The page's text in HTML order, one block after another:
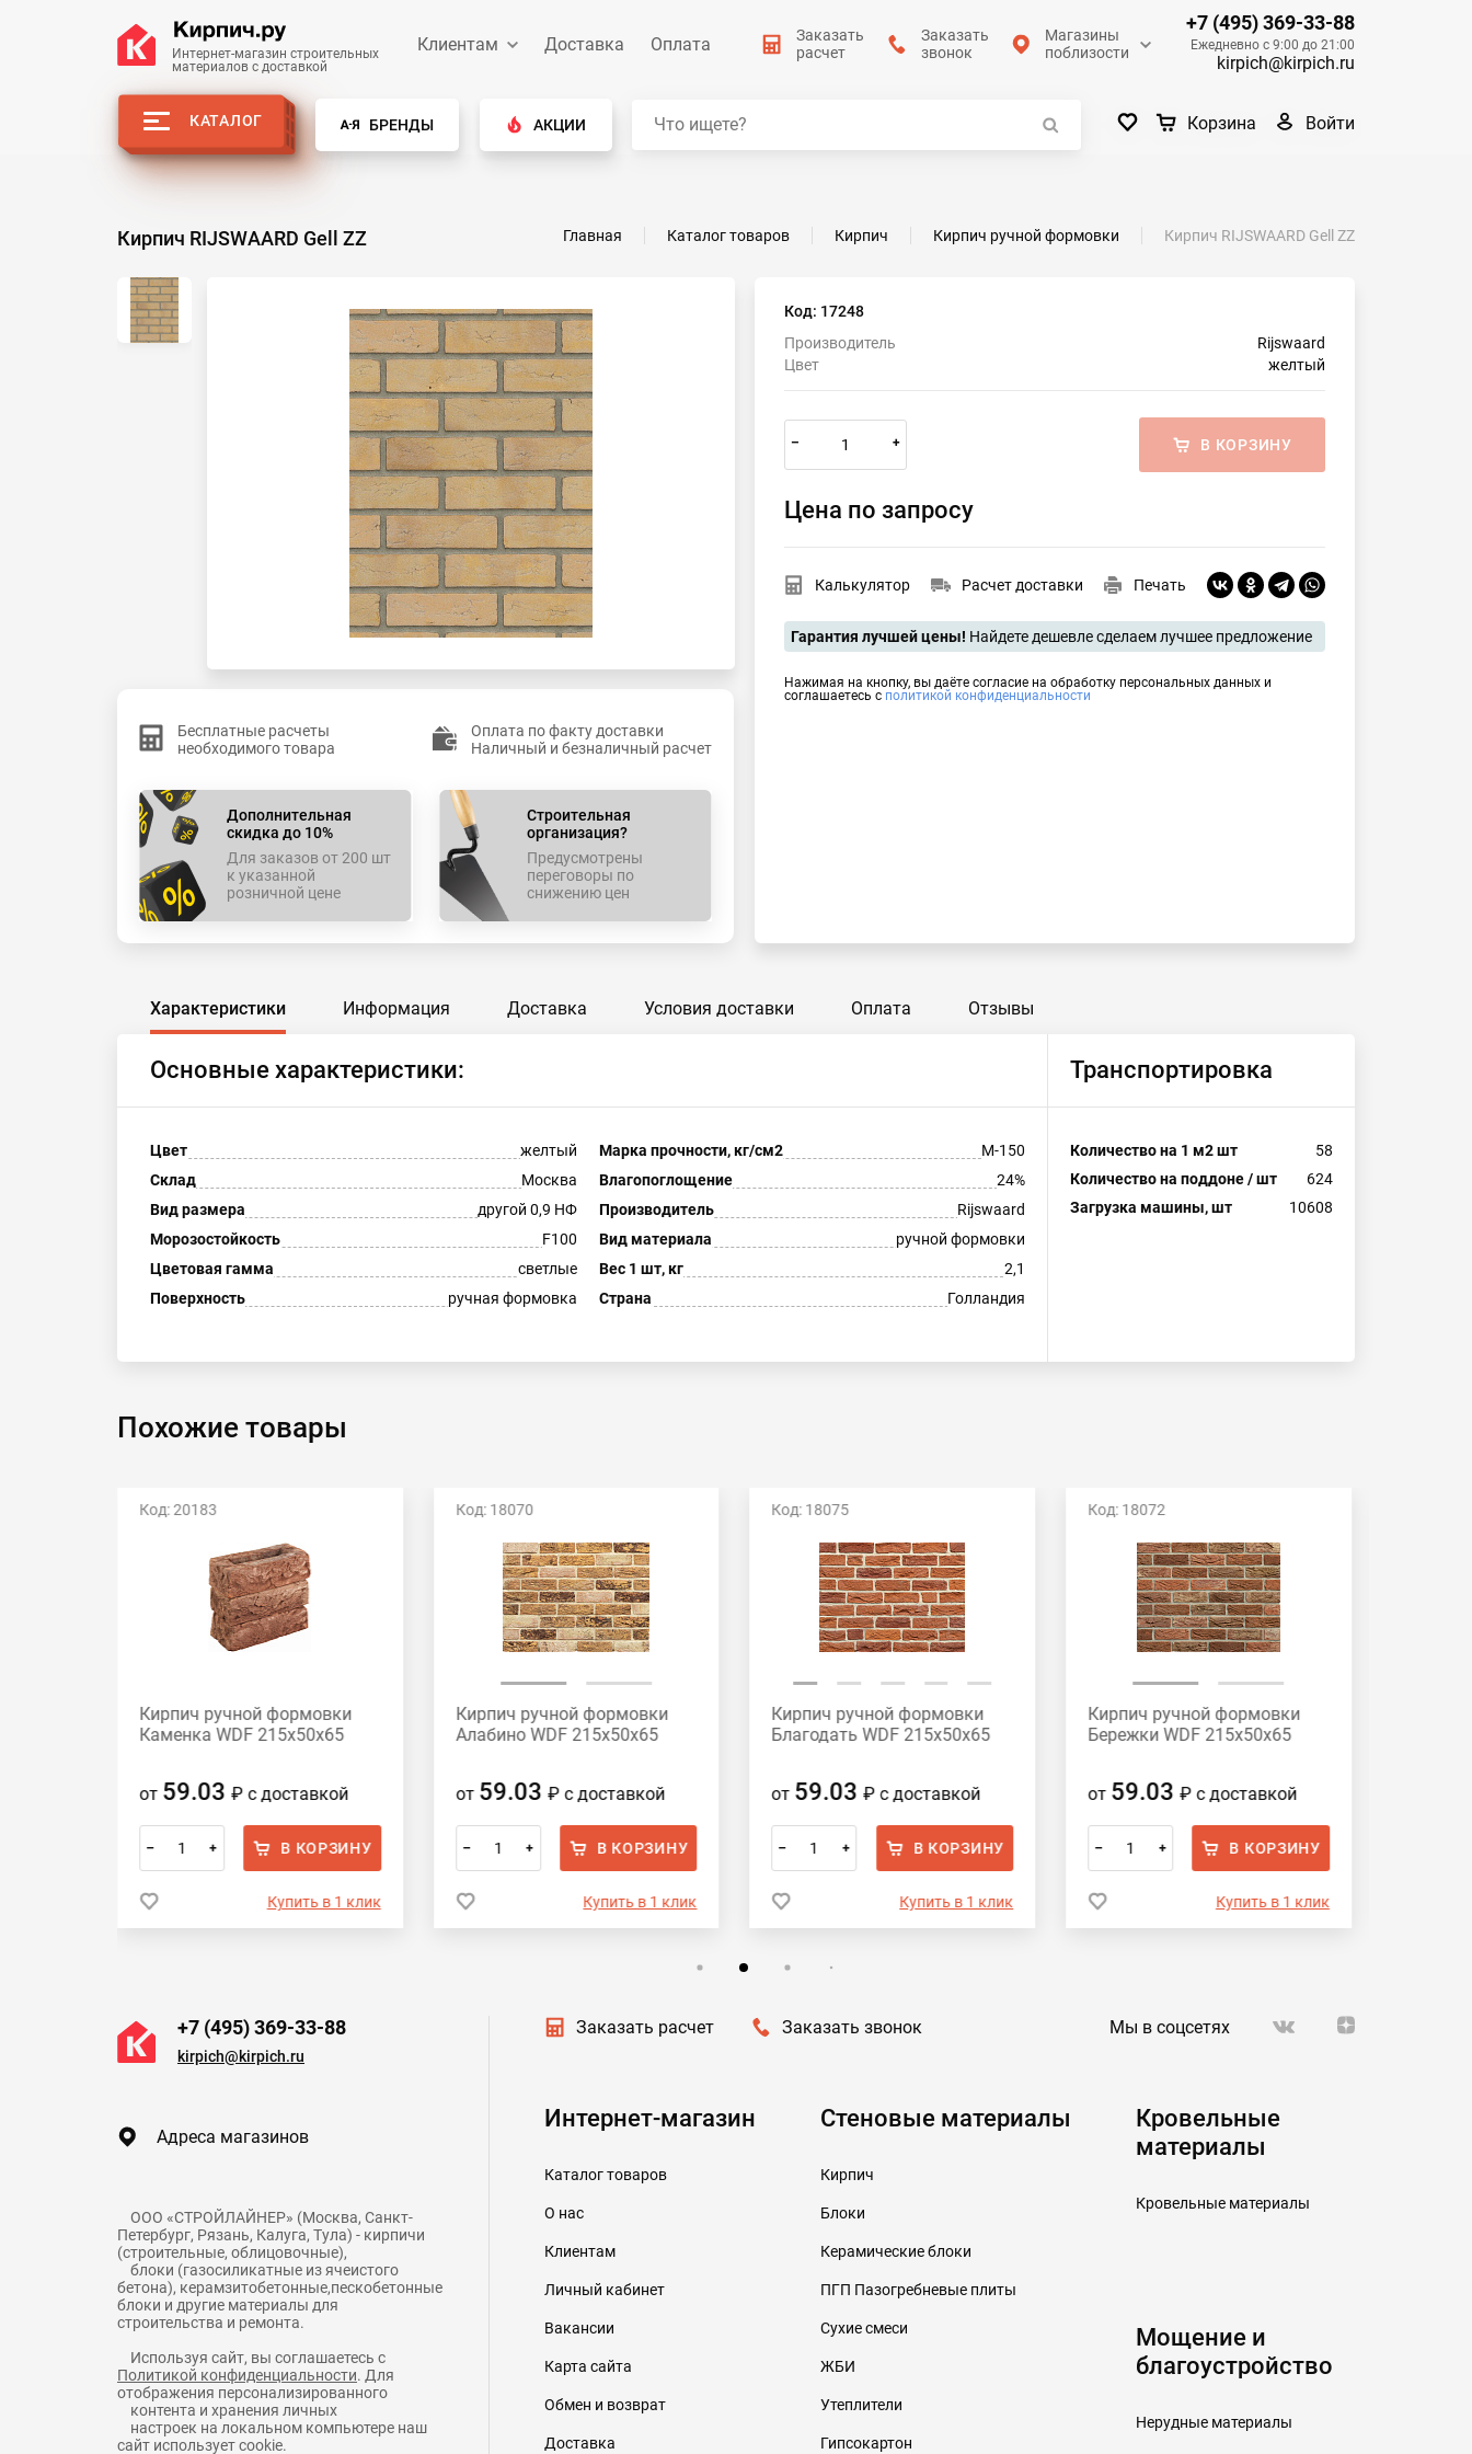
Интернет-магазин строительных
материалов с доставкой
Клиентам Доставка Оплата
Заказать
расчет
Заказать
звонок
Магазины
поблизости
+7 (495) 369-33-88
Ежедневно с 9:00 до 21:00
kirpich@kirpich.ru
КАТАЛОГ БРЕНДЫ АКЦИИ Корзина Войти
Кирпич RIJSWAARD Gell ZZ Главная Каталог товаров Кирпич Кирпич ручной формовки Кирпич RIJSWAARD Gell ZZ
Бесплатные расчеты
необходимого товара
Оплата по факту доставки
Наличный и безналичный расчет
Дополнительная
скидка до 10%
Для заказов от 200 шт
к указанной
розничной цене
Строительная
организация?
Предусмотрены
переговоры по
снижению цен
Код: 17248
Производитель
Rijswaard
Цвет
желтый
– + В КОРЗИНУ
Цена по запросу
Калькулятор Расчет доставки Печать
Гарантия лучшей цены! Найдете дешевле сделаем лучшее предложение
Нажимая на кнопку, вы даёте согласие на обработку персональных данных и
соглашаетесь с политикой конфиденциальности
Характеристики Информация Доставка Условия доставки Оплата Отзывы
Основные характеристики:
Цвет желтый Марка прочности, кг/см2
М-150
Склад
Москва Влагопоглощение
24%
Вид размера
другой 0,9 НФ Производитель
Rijswaard
Морозостойкость
F100 Вид материала
ручной формовки
Цветовая гамма
светлые Вес 1 шт, кг
2,1
Поверхность
ручная формовка Страна Голландия
Транспортировка
Количество на 1 м2 шт
58
Количество на поддоне / шт
624
Загрузка машины, шт
10608
Похожие товары
Код: 20183
Кирпич ручной формовки
Каменка WDF 215x50x65
от 59.03 ₽ с доставкой
– + В КОРЗИНУ
Купить в 1 клик
Код: 18070
Кирпич ручной формовки
Алабино WDF 215x50x65
от 59.03 ₽ с доставкой
– + В КОРЗИНУ
Купить в 1 клик
Код: 18075
Кирпич ручной формовки
Благодать WDF 215x50x65
от 59.03₽с доставкой
– + В КОРЗИНУ
Купить в 1 клик
Код: 18072
Кирпич ручной формовки
Бережки WDF 215x50x65
от 59.03₽с доставкой
– + В КОРЗИНУ
Купить в 1 клик
+7 (495) 369-33-88
kirpich@kirpich.ru
Адреса магазинов
Петербург, Рязань, Калуга, Тула) - кирпичи
(строительные, облицовочные),
бетона), керамзитобетонные,пескобетонные
блоки и другие материалы для
Политикой конфиденциальности. Для
отображения персонализированного
Заказать расчет Заказать звонок Мы в соцсетях
Интернет-магазин
Каталог товаров
О нас
Клиентам
Личный кабинет
Вакансии
Карта сайта
Обмен и возврат
Доставка
Стеновые материалы
Кирпич
Блоки
Керамические блоки
ПГП Пазогребневые плиты
Сухие смеси
ЖБИ
Утеплители
Гипсокартон
Кровельные
материалы
Кровельные материалы
Мощение и
благоустройство
Нерудные материалы